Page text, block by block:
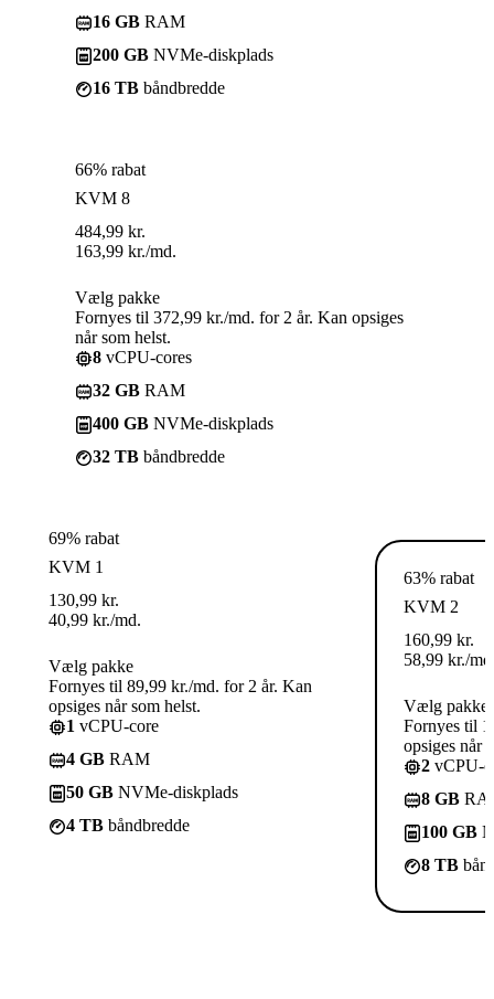
16 GB RAM
200 GB NVMe-diskplads
16 TB båndbredde
66% rabat
KVM 8
484,99 kr.
163,99 kr./md.
Vælg pakke
Fornyes til 372,99 kr./md. for 2 år. Kan opsiges
når som helst.
8 vCPU-cores
32 GB RAM
400 GB NVMe-diskplads
32 TB båndbredde
69% rabat
KVM 1
130,99 kr.
40,99 kr./md.
Vælg pakke
Fornyes til 89,99 kr./md. for 2 år. Kan
opsiges når som helst.
1 vCPU-core
4 GB RAM
50 GB NVMe-diskplads
4 TB båndbredde
63% rabat
KVM 2
160,99 kr.
58,99 kr./
Vælg pakke
Fornyes til
opsiges når
2 vCPU-
8 GB
100 GB
8 TB